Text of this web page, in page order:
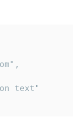
text"